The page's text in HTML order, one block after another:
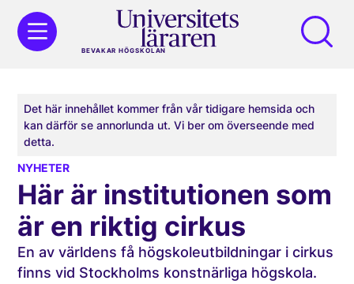
BEVAKAR HÖGSKOLAN
Det här innehållet kommer från vår tidigare hemsida och
kan därför se annorlunda ut. Vi ber om överseende med
detta.
NYHETER
Här är institutionen som
är en riktig cirkus
En av världens få högskoleutbildningar i cirkus
finns vid Stockholms konstnärliga högskola.